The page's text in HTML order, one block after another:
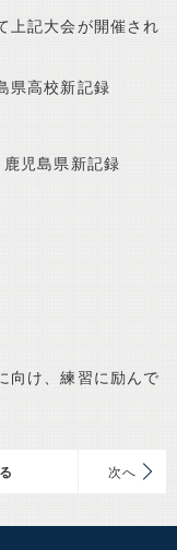
上記大会が開催され
県高校新記録
鹿児島県新記録
向け、練習に励んで
次